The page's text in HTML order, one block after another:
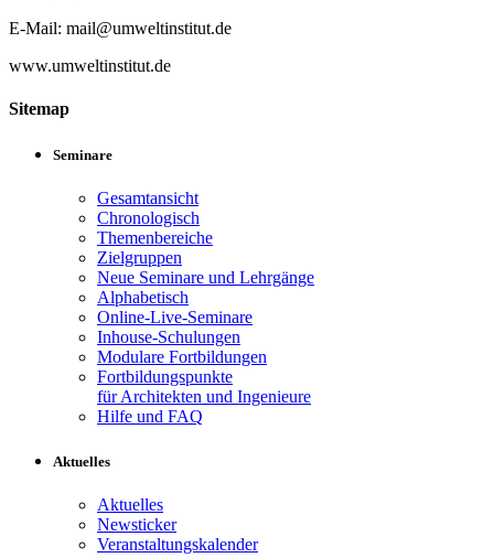
E-Mail: mail@umweltinstitut.de
www.umweltinstitut.de
Sitemap
Seminare
Gesamtansicht
Chronologisch
Themenbereiche
Zielgruppen
Neue Seminare und Lehrgänge
Alphabetisch
Online-Live-Seminare
Inhouse-Schulungen
Modulare Fortbildungen
Fortbildungspunkte
für Architekten und Ingenieure
Hilfe und FAQ
Aktuelles
Aktuelles
Newsticker
Veranstaltungskalender